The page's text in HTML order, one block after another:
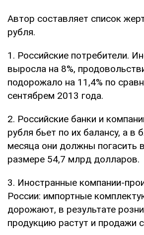
Автор составляет список
рубля.
1. Российские потребители.
выросла на 8%,
подорожало на 11,4% по
сентябрем 2013 года.
2. Российские банки и
рубля бьет по их балансу, а в
месяца они должны погасить
размере 54,7 млрд долларов.
3. Иностранные компании-
России: импортные
дорожают, в результате
продукцию растут и продажи